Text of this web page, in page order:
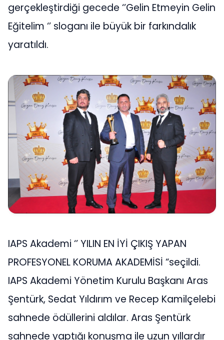
gerçekleştirdiği gecede ‘’Gelin Etmeyin Gelin
Eğitelim ‘’ sloganı ile büyük bir farkındalık
yaratıldı.
IAPS Akademi ‘’ YILIN EN İYİ ÇIKIŞ YAPAN
PROFESYONEL KORUMA AKADEMİSİ “seçildi.
IAPS Akademi Yönetim Kurulu Başkanı Aras
Şentürk, Sedat Yıldırım ve Recep Kamilçelebi
sahnede ödüllerini aldılar. Aras Şentürk
sahnede yaptığı konuşma ile uzun yıllardır